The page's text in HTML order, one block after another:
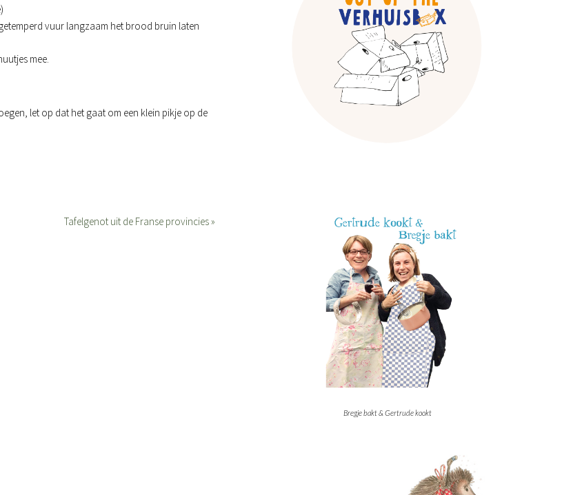
vuur langzaam het brood bruin laten
mee.
let op dat het gaat om een klein pikje op de
Tafelgenot uit de Franse provincies »
Bregje bakt & Gertrude kookt